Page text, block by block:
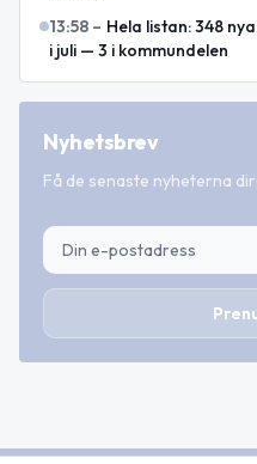
13:58 – Hela listan: 348
i juli — 3 i kommundelen
Nyhetsbrev
Få de senaste nyheterna